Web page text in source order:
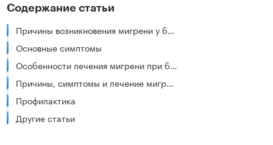
Содержание статьи
Причины возникновения мигрени у беременных
Основные симптомы
Особенности лечения мигрени при беременности
Причины, симптомы и лечение мигрени после родов и при кормлении
Профилактика
Другие статьи